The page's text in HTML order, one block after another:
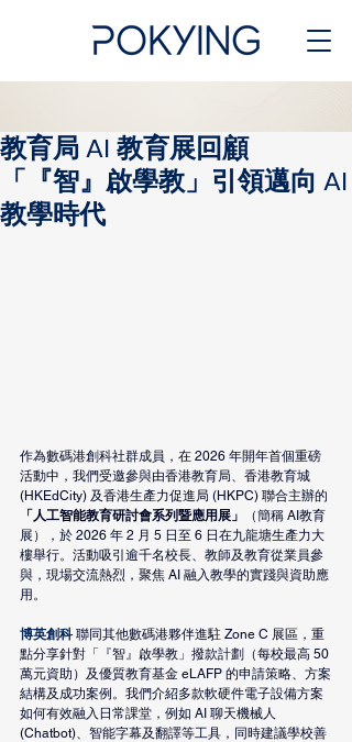
教育局 AI 教育展回顧
「『智』啟學教」引領邁向 AI
教學時代
作為數碼港創科社群成員，在 2026 年開年首個重磅
活動中，我們受邀參與由香港教育局、香港教育城
(HKEdCity) 及香港生產力促進局 (HKPC) 聯合主辦的
「人工智能教育研討會系列暨應用展」
（簡稱 AI教育
展），於 2026 年 2 月 5 日至 6 日在九龍塘生產力大
樓舉行。活動吸引逾千名校長、教師及教育從業員參
與，現場交流熱烈，聚焦 AI 融入教學的實踐與資助應
用。
博英創科 聯同其他數碼港夥伴進駐 Zone C 展區，重
點分享針對「『智』啟學教」撥款計劃（每校最高 50
萬元資助）及優質教育基金 eLAFP 的申請策略、方案
結構及成功案例。我們介紹多款軟硬件電子設備方案
如何有效融入日常課堂，例如 AI 聊天機械人
(Chatbot)、智能字幕及翻譯等工具，同時建議學校善